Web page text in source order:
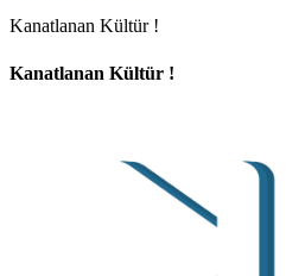
Kanatlanan Kültür !
Kanatlanan Kültür !